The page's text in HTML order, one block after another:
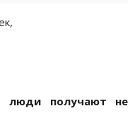
люди получают не